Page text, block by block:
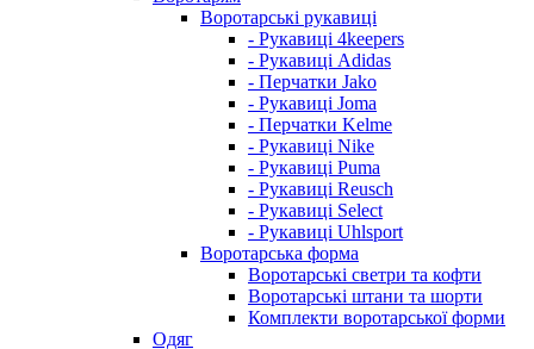
Воротарські рукавиці
- Рукавиці 4keepers
- Рукавиці Adidas
- Перчатки Jako
- Рукавиці Joma
- Перчатки Kelme
- Рукавиці Nike
- Рукавиці Puma
- Рукавиці Reusch
- Рукавиці Select
- Рукавиці Uhlsport
Воротарська форма
Воротарські светри та кофти
Воротарські штани та шорти
Комплекти воротарської форми
Одяг